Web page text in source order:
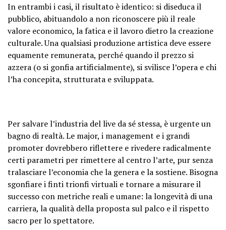
In entrambi i casi, il risultato è identico: si diseduca il
pubblico, abituandolo a non riconoscere più il reale
valore economico, la fatica e il lavoro dietro la creazione
culturale. Una qualsiasi produzione artistica deve essere
equamente remunerata, perché quando il prezzo si
azzera (o si gonfia artificialmente), si svilisce l’opera e chi
l’ha concepita, strutturata e sviluppata.
Per salvare l’industria del live da sé stessa, è urgente un
bagno di realtà. Le major, i management e i grandi
promoter dovrebbero riflettere e rivedere radicalmente
certi parametri per rimettere al centro l’arte, pur senza
tralasciare l’economia che la genera e la sostiene. Bisogna
sgonfiare i finti trionfi virtuali e tornare a misurare il
successo con metriche reali e umane: la longevità di una
carriera, la qualità della proposta sul palco e il rispetto
sacro per lo spettatore.